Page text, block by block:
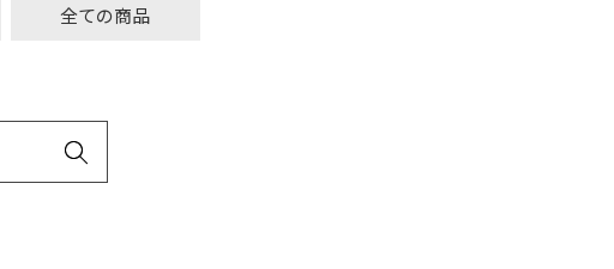
全ての商品